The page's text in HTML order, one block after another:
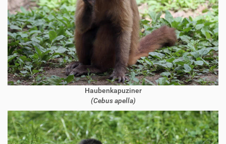
Haubenkapuziner
(Cebus apella)